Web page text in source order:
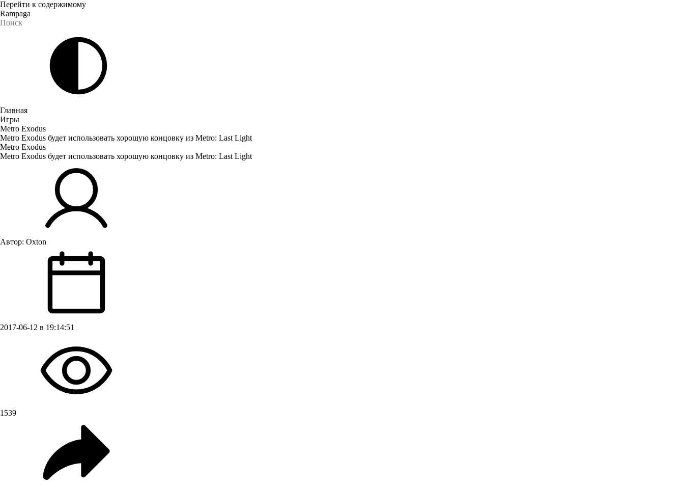
Перейти к содержимому
Rampaga
Главная
Игры
Metro Exodus
Metro Exodus будет использовать хорошую концовку из Metro: Last Light
Metro Exodus
Metro Exodus будет использовать хорошую концовку из Metro: Last Light
Автор: Oxton
2017-06-12 в 19:14:51
1539